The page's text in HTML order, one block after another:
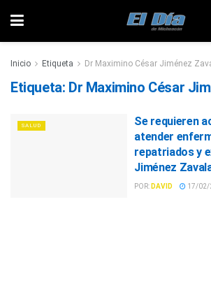
Inicio Etiqueta Dr Maximino César Jiménez
Etiqueta: Dr Maximino César
SALUD
Se requieren
atender
repatriados y
Jiménez
POR: DAVID 17/02/